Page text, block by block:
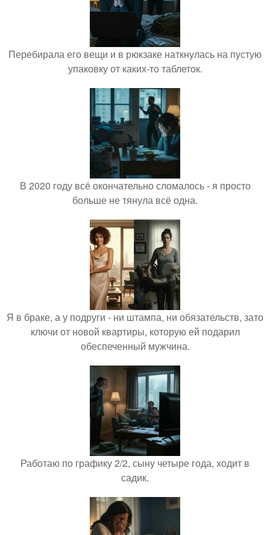
Перебирала его вещи и в рюкзаке наткнулась на пустую
упаковку от каких-то таблеток.
В 2020 году всё окончательно сломалось - я просто
больше не тянула всё одна.
Я в браке, а у подруги - ни штампа, ни обязательств, зато
ключи от новой квартиры, которую ей подарил
обеспеченный мужчина.
Работаю по графику 2/2, сыну четыре года, ходит в
садик.